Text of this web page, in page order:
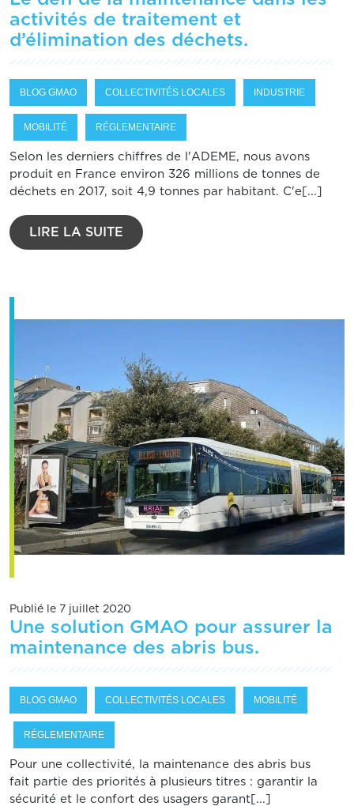
activités de traitement et
d’élimination des déchets.
BLOG GMAO COLLECTIVITÉS LOCALES INDUSTRIE
MOBILITÉ RÉGLEMENTAIRE
Selon les derniers chiffres de l'ADEME, nous avons
produit en France environ 326 millions de tonnes de
déchets en 2017, soit 4,9 tonnes par habitant. C'e[...]
LIRE LA SUITE
Publié le 7 juillet 2020
Une solution GMAO pour assurer la
maintenance des abris bus.
BLOG GMAO COLLECTIVITÉS LOCALES MOBILITÉ
RÉGLEMENTAIRE
Pour une collectivité, la maintenance des abris bus
fait partie des priorités à plusieurs titres : garantir la
sécurité et le confort des usagers garant[...]